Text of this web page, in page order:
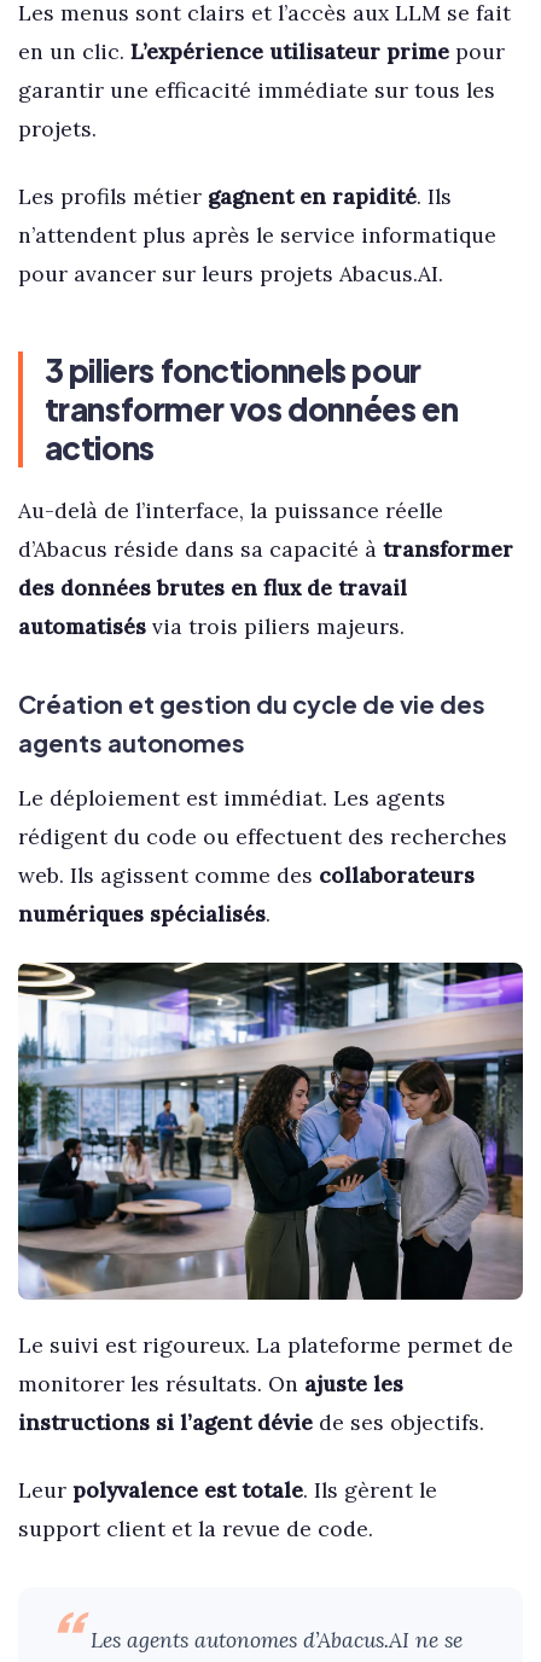
Les menus sont clairs et l’accès aux LLM se fait
en un clic. L’expérience utilisateur primepour
garantir une efficacité immédiate sur tous les
projets.
Les profils métier gagnent en rapidité. Ils
n’attendent plus après le service informatique
pour avancer sur leurs projets Abacus.AI.
3 piliers fonctionnels pour
transformer vos données en
actions
Au-delà de l’interface, la puissance réelle
d’Abacus réside dans sa capacité à transformer
des données brutes en flux de travail
automatisésvia trois piliers majeurs.
Création et gestion du cycle de vie des
agents autonomes
Le déploiement est immédiat. Les agents
rédigent du code ou effectuent des recherches
web. Ils agissent comme des collaborateurs
numériques spécialisés.
Le suivi est rigoureux. La plateforme permet de
monitorer les résultats. On ajuste les
instructions si l’agent déviede ses objectifs.
Leur polyvalence est totale. Ils gèrent le
support client et la revue de code.
Les agents autonomes d’Abacus.AI ne se